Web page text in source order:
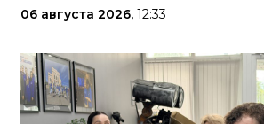
06 августа 2026, 12:33